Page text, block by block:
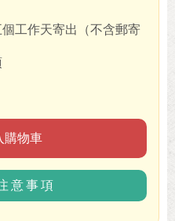
工作天寄出（不含郵寄
購物車
意事項